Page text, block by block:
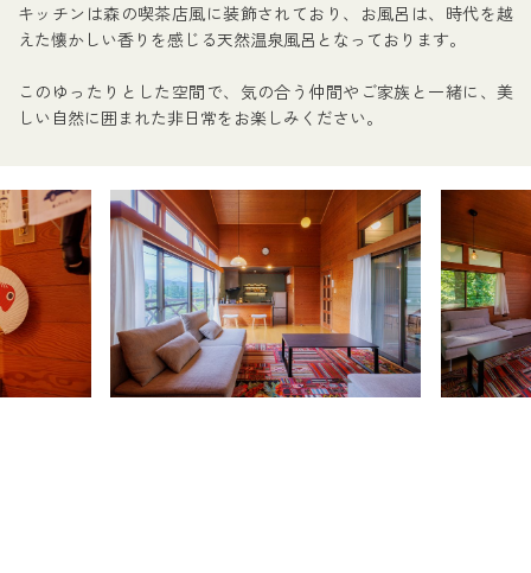
キッチンは森の喫茶店風に装飾されており、お風呂は、時代を越
えた懐かしい香りを感じる天然温泉風呂となっております。
このゆったりとした空間で、気の合う仲間やご家族と一緒に、美
しい自然に囲まれた非日常をお楽しみください。